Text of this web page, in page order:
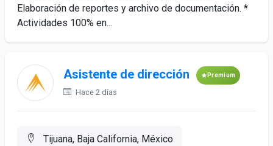
Elaboración de reportes y archivo de documentación. *
Actividades 100% en...
Asistente de dirección Premium
Hace 2 días
Tijuana, Baja California, México